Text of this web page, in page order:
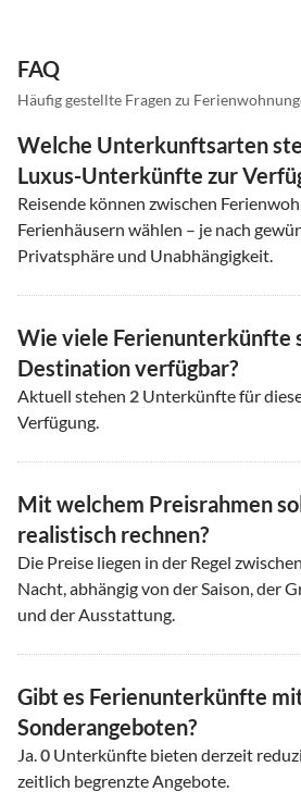
FAQ
Häufig gestellte Fragen zu
Welche Unterkunftsarten
Luxus-Unterkünfte zur
Reisende können zwischen
Ferienhäusern wählen – je nach
Privatsphäre und Unabhängigkeit.
Wie viele Ferienunterkünfte
Destination verfügbar?
Aktuell stehen 2 Unterkünfte für
Verfügung.
Mit welchem Preisrahmen
realistisch rechnen?
Die Preise liegen in der Regel zwischen
Nacht, abhängig von der Saison, der
und der Ausstattung.
Gibt es Ferienunterkünfte
Sonderangeboten?
Ja.0 Unterkünfte bieten derzeit
zeitlich begrenzte Angebote.